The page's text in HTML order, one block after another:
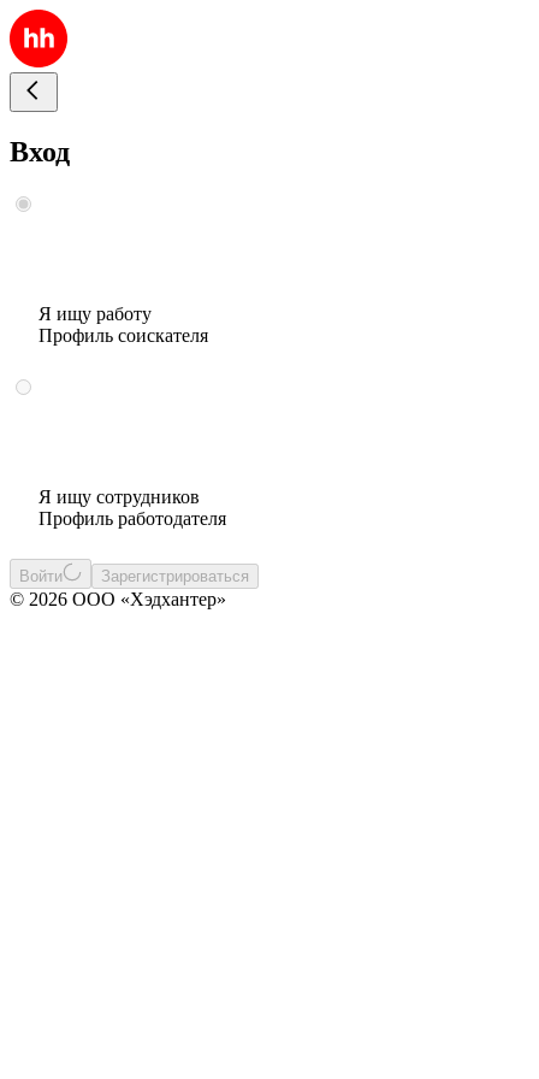
Вход
Я ищу работу
Профиль соискателя
Я ищу сотрудников
Профиль работодателя
Войти Зарегистрироваться
© 2026 ООО «Хэдхантер»